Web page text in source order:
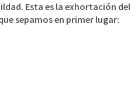
Esta es la exhortación del
sepamos en primer lugar: